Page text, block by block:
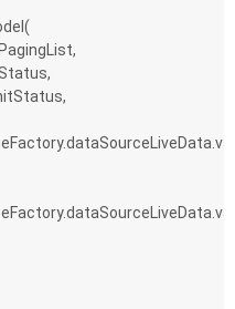
newsPagingList,
= initStatus,